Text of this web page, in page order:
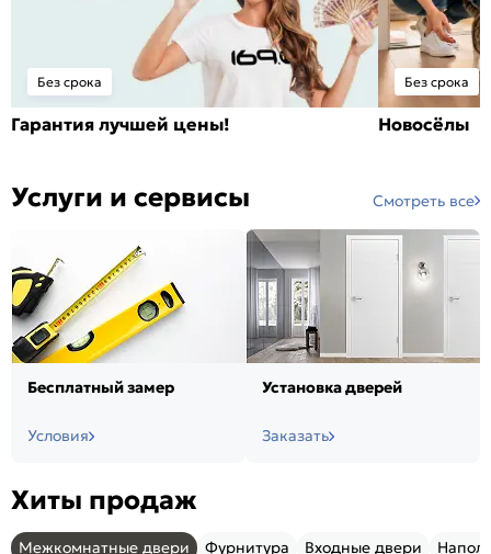
Без срока
Гарантия лучшей цены!
Без срока
Новосёлы
Услуги и сервисы Смотреть все
Бесплатный замер
Условия
Установка дверей
Заказать
Хиты продаж
Межкомнатные двери Фурнитура Входные двери